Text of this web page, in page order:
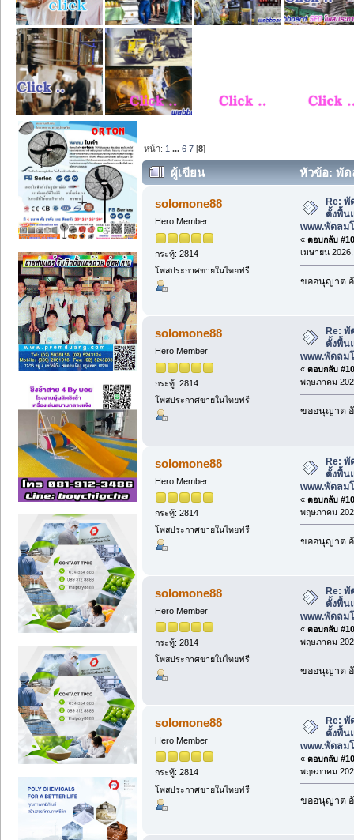
หน้า: 1 ...6 7 [8]
ผู้เขียน
หัวข้อ: พัด
โรงงาน www.พัดลมโรงงาน.com (อ่าน
solomone88
Hero Member
กระทู้: 2814
โพสประกาศขายในไทยฟรี
Re: พั
ตั้งพื้น
www.พัดลม
« ตอบกลับ
เมษายน
ขออนุญาต
solomone88
Hero Member
กระทู้: 2814
โพสประกาศขายในไทยฟรี
Re: พั
ตั้งพื้น
www.พัดลม
« ตอบกลับ
พฤษภาคม
ขออนุญาต
solomone88
Hero Member
กระทู้: 2814
โพสประกาศขายในไทยฟรี
Re: พั
ตั้งพื้น
www.พัดลม
« ตอบกลับ
พฤษภาคม
ขออนุญาต
solomone88
Hero Member
กระทู้: 2814
โพสประกาศขายในไทยฟรี
Re: พั
ตั้งพื้น
www.พัดลม
« ตอบกลับ
พฤษภาคม
ขออนุญาต
solomone88
Hero Member
กระทู้: 2814
โพสประกาศขายในไทยฟรี
Re: พั
ตั้งพื้น
www.พัดลม
« ตอบกลับ
พฤษภาคม
ขออนุญาต